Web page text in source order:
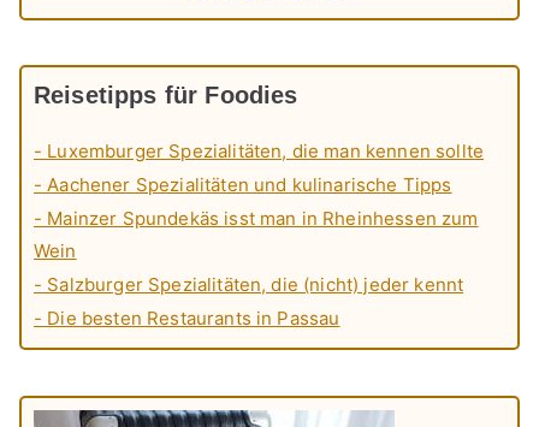
Reisetipps für Foodies
- Luxemburger Spezialitäten, die man kennen sollte
- Aachener Spezialitäten und kulinarische Tipps
- Mainzer Spundekäs isst man in Rheinhessen zum
Wein
- Salzburger Spezialitäten, die (nicht) jeder kennt
- Die besten Restaurants in Passau